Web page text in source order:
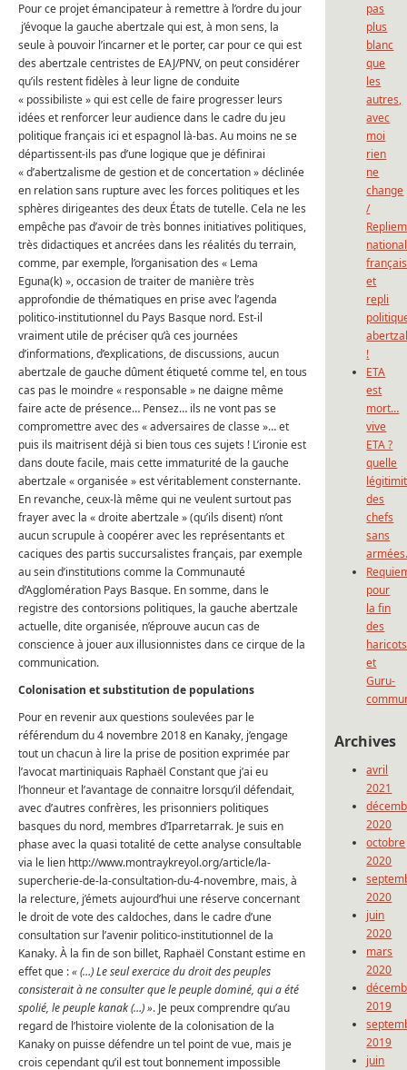
Pour ce projet émancipateur à remettre à l’ordre du jour
j’évoque la gauche abertzale qui est, à mon sens, la
seule à pouvoir l’incarner et le porter, car pour ce qui est
des abertzale centristes de EAJ/PNV, on peut considérer
qu’ils restent fidèles à leur ligne de conduite
« possibiliste » qui est celle de faire progresser leurs
idées et renforcer leur audience dans le cadre du jeu
politique français ici et espagnol là-bas. Au moins ne se
départissent-ils pas d’une logique que je définirai
« d’abertzalisme de gestion et de concertation » déclinée
en relation sans rupture avec les forces politiques et les
sphères dirigeantes des deux États de tutelle. Cela ne les
empêche pas d’avoir de très bonnes initiatives politiques,
très didactiques et ancrées dans les réalités du terrain,
comme, par exemple, l’organisation des « Lema
Eguna(k) », occasion de traiter de manière très
approfondie de thématiques en prise avec l’agenda
politico-institutionnel du Pays Basque nord. Est-il
vraiment utile de préciser qu’à ces journées
d’informations, d’explications, de discussions, aucun
abertzale de gauche dûment étiqueté comme tel, en tous
cas pas le moindre « responsable » ne daigne même
faire acte de présence… Pensez… ils ne vont pas se
compromettre avec des « adversaires de classe »… et
puis ils maitrisent déjà si bien tous ces sujets ! L’ironie est
dans doute facile, mais cette immaturité de la gauche
abertzale « organisée » est véritablement consternante.
En revanche, ceux-là même qui ne veulent surtout pas
frayer avec la « droite abertzale » (qu’ils disent) n’ont
aucun scrupule à coopérer avec les représentants et
caciques des partis succursalistes français, par exemple
au sein d’institutions comme la Communauté
d’Agglomération Pays Basque. En somme, dans le
registre des contorsions politiques, la gauche abertzale
actuelle, dite organisée, n’éprouve aucun cas de
conscience à jouer aux illusionnistes dans ce cirque de la
communication.
Colonisation et substitution de populations
Pour en revenir aux questions soulevées par le
référendum du 4 novembre 2018 en Kanaky, j’engage
tout un chacun à lire la prise de position exprimée par
l’avocat martiniquais Raphaël Constant que j’ai eu
l’honneur et l’avantage de connaitre lorsqu’il défendait,
avec d’autres confrères, les prisonniers politiques
basques du nord, membres d’Iparretarrak. Je suis en
phase avec la quasi totalité de cette analyse consultable
via le lien http://www.montraykreyol.org/article/la-
supercherie-de-la-consultation-du-4-novembre, mais, à
la relecture, j’émets aujourd’hui une réserve concernant
le droit de vote des caldoches, dans le cadre d’une
consultation sur l’avenir politico-institutionnel de la
Kanaky. À la fin de son billet, Raphaël Constant estime en
effet que :« (…) Le seul exercice du droit des peuples
consisterait à ne consulter que le peuple dominé, qui a été
spolié, le peuple kanak (…) ». Je peux comprendre qu’au
regard de l’histoire violente de la colonisation de la
Kanaky on puisse défendre un tel point de vue, mais je
crois cependant qu’il est tout bonnement impossible
pas
plus
blanc
que
les
autres,
avec
moi
rien
ne
change
/
et
repli
!
ETA
est
mort…
vive
ETA ?
quelle
des
chefs
sans
pour
la fin
des
et
Guru-
Archives
avril
2021
2020
octobre
2020
2020
juin
2020
mars
2020
2019
2019
juin